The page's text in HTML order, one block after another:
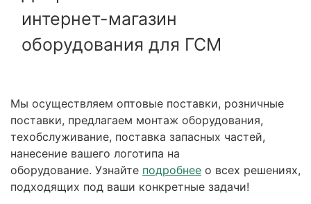
интернет-магазин
оборудования для ГСМ
Мы осуществляем оптовые поставки, розничные
поставки, предлагаем монтаж оборудования,
техобслуживание, поставка запасных частей,
нанесение вашего логотипа на
оборудование. Узнайте подробнее о всех решениях,
подходящих под ваши конкретные задачи!